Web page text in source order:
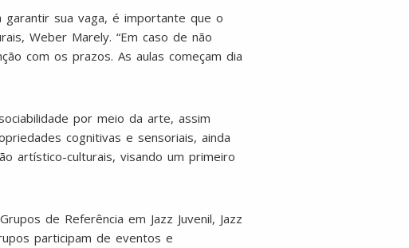
garantir sua vaga, é importante que o
Weber Marely. “Em caso de não
com os prazos. As aulas começam dia
por meio da arte, assim
cognitivas e sensoriais, ainda
artístico-culturais, visando um primeiro
de Referência em Jazz Juvenil, Jazz
participam de eventos e